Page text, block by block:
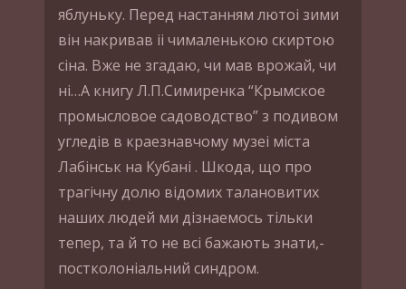
яблуньку. Перед настанням лютоi зими
вiн накривав ii чималенькою скиртою
сiна. Вже не згадаю, чи мав врожай, чи
нi…А книгу Л.П.Симиренка “Крымское
промысловое садоводство” з подивом
угледiв в краезнавчому музеi мiста
Лабiнськ на Кубанi . Шкода, що про
трагiчну долю вiдомих талановитих
наших людей ми дiзнаемось тiльки
тепер, та й то не всi бажають знати,-
постколонiальний синдром.